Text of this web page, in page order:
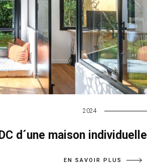
2024
d´une maison individuelle
EN SAVOIR PLUS